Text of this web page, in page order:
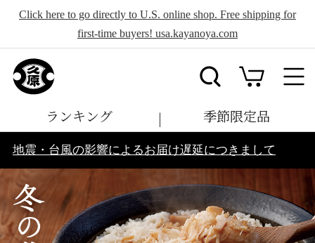
Click here to go directly to U.S. online shop. Free shipping for
first-time buyers! usa.kayanoya.com
ランキング 季節限定品
地震・台風の影響によるお届け遅延につきまして